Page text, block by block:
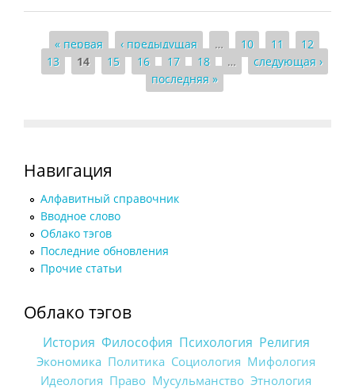
Страницы
« первая ‹ предыдущая … 10 11
12
13
14 15 16 17 18 …
следующая ›
последняя »
Навигация
Алфавитный справочник
Вводное слово
Облако тэгов
Последние обновления
Прочие статьи
Облако тэгов
История Философия Психология Религия
Экономика Политика Социология Мифология
Идеология Право Мусульманство Этнология